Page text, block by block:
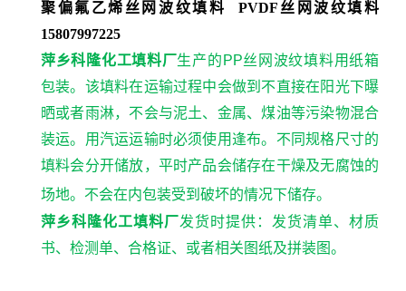
聚偏氟乙烯丝网波纹填料 PVDF丝网波纹填料
15807997225
萍乡科隆化工填料厂生产的PP丝网波纹填料用纸箱
包装。该填料在运输过程中会做到不直接在阳光下曝
晒或者雨淋，不会与泥土、金属、煤油等污染物混合
装运。用汽运运输时必须使用逢布。不同规格尺寸的
填料会分开储放，平时产品会储存在干燥及无腐蚀的
场地。不会在内包装受到破坏的情况下储存。
萍乡科隆化工填料厂发货时提供：发货清单、材质
书、检测单、合格证、或者相关图纸及拼装图。